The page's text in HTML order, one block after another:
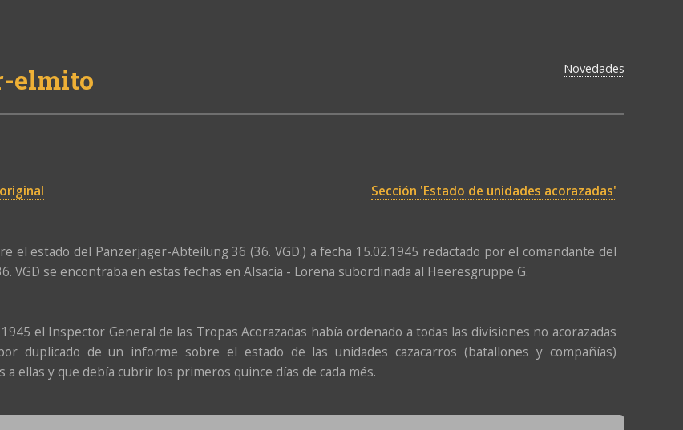
elmito Novedades
Sección 'Estado de unidades acorazadas'
el estado del Panzerjäger-Abteilung 36 (36. VGD.) a fecha 15.02.1945 redactado por el comandante del
VGD se encontraba en estas fechas en Alsacia - Lorena subordinada al Heeresgruppe G.
el Inspector General de las Tropas Acorazadas había ordenado a todas las divisiones no acorazadas
duplicado de un informe sobre el estado de las unidades cazacarros (batallones y compañías)
a ellas y que debía cubrir los primeros quince días de cada més.